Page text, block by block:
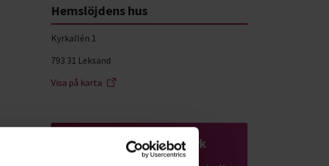
Hemslöjdens hus
Kyrkallén 1
793 31 Leksand
Visa på karta
Konst, design & hantverk